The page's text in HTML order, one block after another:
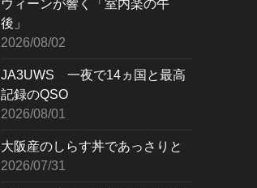
ウィーンが響く「室内楽の午
後」
2026/08/02
JA3UWS 一夜で14ヵ国と最高
記録のQSO
2026/08/01
大阪産のしらす丼であっさりと
2026/07/31